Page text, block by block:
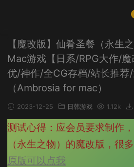
【魔改版】仙肴圣餐（永生
Mac游戏【日系/RPG大作/
优/神作/全CG存档/站长推荐/
（Ambrosia for mac）
2023-12-25 日韩游戏 1.12k
测试心得：应会员要求制作
（永生之物）的魔改版，很多
原版可以点我